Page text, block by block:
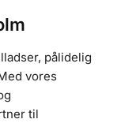
pålidelig
vores
til